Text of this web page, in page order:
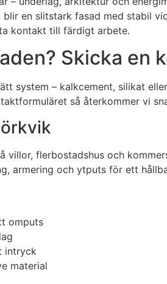
en slitstark fasad med stabil
kontakt till färdigt arbete.
Skicka
system – kalkcement, silikat
så återkommer vi
flerbostadshus och
armering och ytputs för ett
omputs
intryck
material